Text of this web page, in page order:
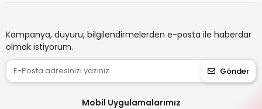
Kampanya, duyuru, bilgilendirmelerden e-posta ile haberdar
olmak istiyorum.
Gönder
Mobil Uygulamalarımız